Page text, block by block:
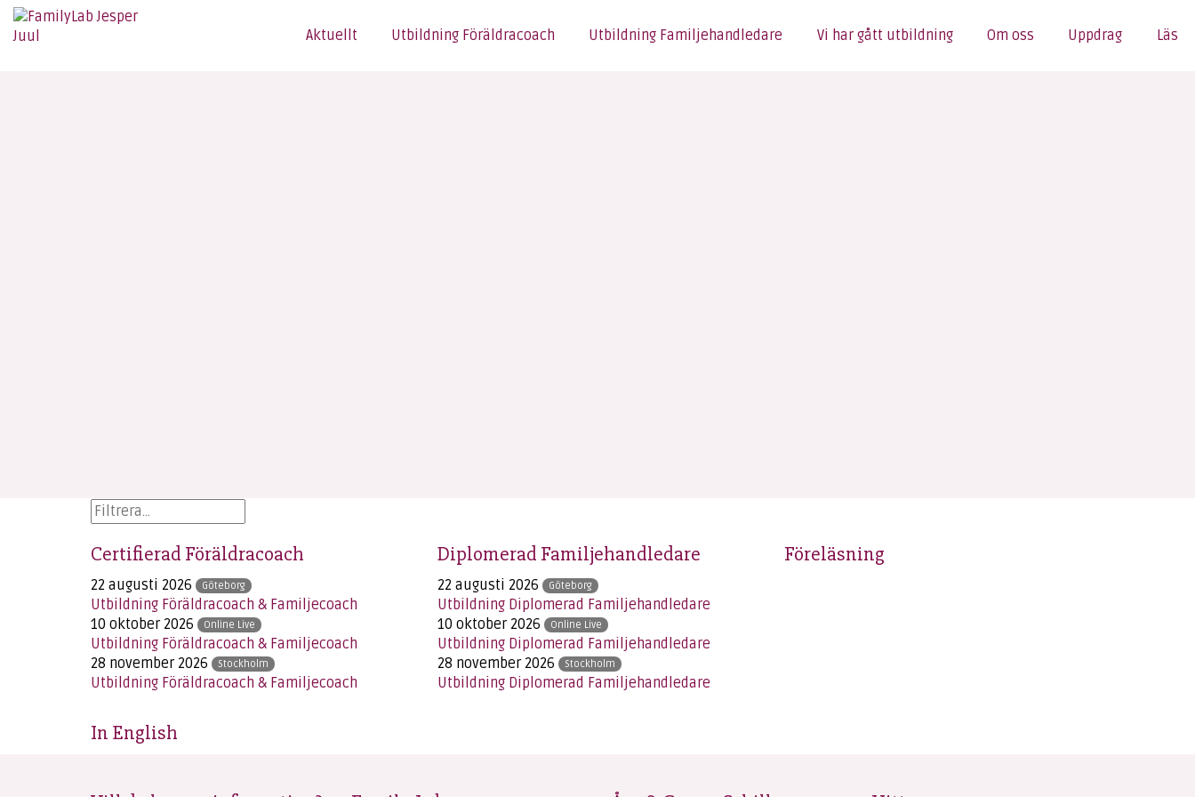
Aktuellt Utbildning Föräldracoach Utbildning Familjehandledare Vi har gått utbildning Om oss Uppdrag Läs
Certifierad Föräldracoach
22 augusti 2026 Göteborg
Utbildning Föräldracoach & Familjecoach
10 oktober 2026
Online Live
Utbildning Föräldracoach & Familjecoach
28 november 2026
Stockholm
Utbildning Föräldracoach & Familjecoach
Diplomerad Familjehandledare
22 augusti 2026 Göteborg
Utbildning Diplomerad Familjehandledare
10 oktober 2026
Online Live
Utbildning Diplomerad Familjehandledare
28 november 2026
Stockholm
Utbildning Diplomerad Familjehandledare
Föreläsning
In English